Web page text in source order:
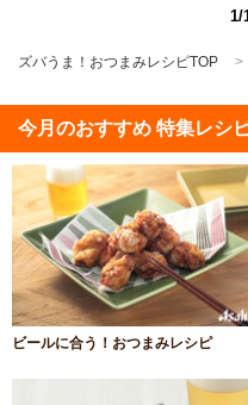
1/
ズバうま！おつまみレシピTOP
今月のおすすめ 特集レシ
ビールに合う！おつまみレシピ